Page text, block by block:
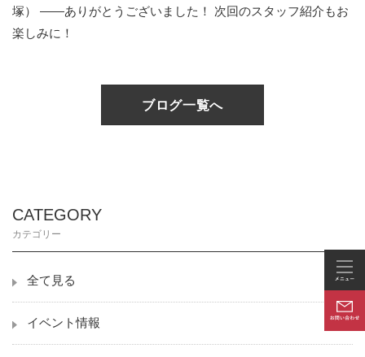
CATEGORY
カテゴリー
全て見る
イベント情報
塚） ——ありがとうございました！ 次回のスタッフ紹介もお
楽しみに！
ブログ一覧へ